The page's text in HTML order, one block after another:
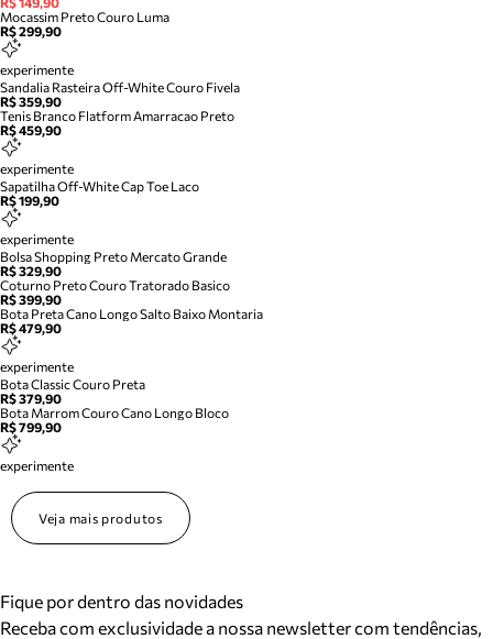
Mocassim Preto Couro Luma
R$ 299,90
experimente
Sandalia Rasteira Off-White Couro Fivela
R$ 359,90
Tenis Branco Flatform Amarracao Preto
R$ 459,90
experimente
Sapatilha Off-White Cap Toe Laco
R$ 199,90
experimente
Bolsa Shopping Preto Mercato Grande
R$ 329,90
Coturno Preto Couro Tratorado Basico
R$ 399,90
Bota Preta Cano Longo Salto Baixo Montaria
R$ 479,90
experimente
Bota Classic Couro Preta
R$ 379,90
Bota Marrom Couro Cano Longo Bloco
R$ 799,90
experimente
Veja mais produtos
Fique por dentro das novidades
Receba com exclusividade a nossa newsletter com tendências,